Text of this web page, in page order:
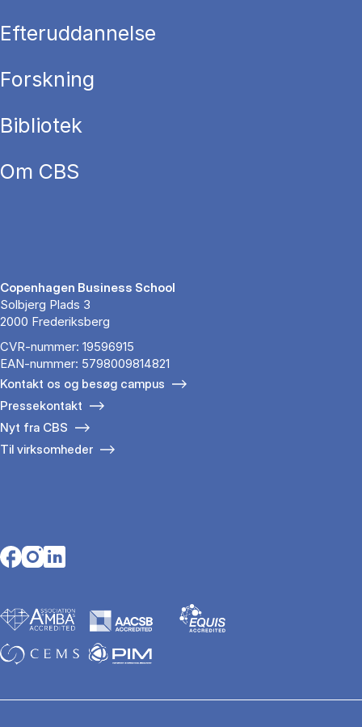
Efteruddannelse
Forskning
Bibliotek
Om CBS
Copenhagen Business School
Solbjerg Plads 3
2000 Frederiksberg
CVR-nummer: 19596915
EAN-nummer: 5798009814821
Kontakt os og besøg campus
Pressekontakt
Nyt fra CBS
Til virksomheder
Opens in a new tab
Opens in a new tab
Opens in a new tab